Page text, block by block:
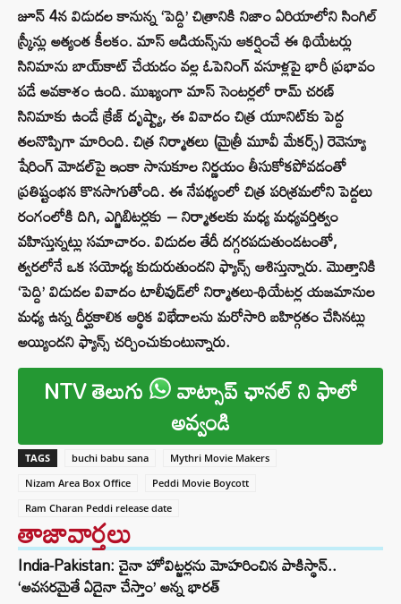
జూన్ 4న విడుదల కానున్న ‘పెద్ది’ చిత్రానికి నిజాం ఏరియాలోని సింగిల్
స్క్రీన్లు అత్యంత కీలకం. మాస్ ఆడియన్స్‌ను ఆకర్షించే ఈ థియేటర్లు
సినిమాను బాయ్‌కాట్ చేయడం వల్ల ఓపెనింగ్ వసూళ్లపై భారీ ప్రభావం
పడే అవకాశం ఉంది. ముఖ్యంగా మాస్ సెంటర్లలో రామ్ చరణ్
సినిమాకు ఉండే క్రేజ్ దృష్ట్యా, ఈ వివాదం చిత్ర యూనిట్‌కు పెద్ద
తలనొప్పిగా మారింది. చిత్ర నిర్మాతలు (మైత్రీ మూవీ మేకర్స్) రెవెన్యూ
షేరింగ్ మోడల్‌పై ఇంకా సానుకూల నిర్ణయం తీసుకోకపోవడంతో
ప్రతిష్టంభన కొనసాగుతోంది. ఈ నేపథ్యంలో చిత్ర పరిశ్రమలోని పెద్దలు
రంగంలోకి దిగి, ఎగ్జిబిటర్లకు – నిర్మాతలకు మధ్య మధ్యవర్తిత్వం
వహిస్తున్నట్లు సమాచారం. విడుదల తేదీ దగ్గరపడుతుండటంతో,
త్వరలోనే ఒక సయోధ్య కుదురుతుందని ఫ్యాన్స్ ఆశిస్తున్నారు. మొత్తానికి
‘పెద్ది’ విడుదల వివాదం టాలీవుడ్‌లో నిర్మాతలు-థియేటర్ల యజమానుల
మధ్య ఉన్న దీర్ఘకాలిక ఆర్థిక విభేదాలను మరోసారి బహిర్గతం చేసినట్లు
అయ్యిందని ఫ్యాన్స్ చర్చించుకుంటున్నారు.
NTV తెలుగు వాట్సాప్ ఛానల్ ని ఫాలో
అవ్వండి
TAGS buchi babu sana
Mythri Movie Makers
Nizam Area Box Office
Peddi Movie Boycott
Ram Charan Peddi release date
తాజావార్తలు
India-Pakistan: చైనా హోవిట్జర్లను మోహరించిన పాకిస్థాన్..
‘అవసరమైతే ఏదైనా చేస్తాం’ అన్న భారత్